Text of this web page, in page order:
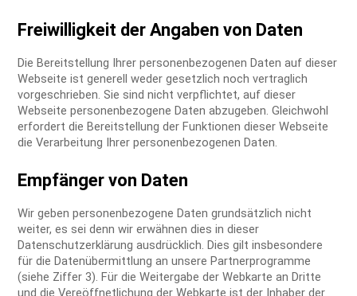
Freiwilligkeit der Angaben von Daten
Die Bereitstellung Ihrer personenbezogenen Daten auf dieser
Webseite ist generell weder gesetzlich noch vertraglich
vorgeschrieben. Sie sind nicht verpflichtet, auf dieser
Webseite personenbezogene Daten abzugeben. Gleichwohl
erfordert die Bereitstellung der Funktionen dieser Webseite
die Verarbeitung Ihrer personenbezogenen Daten.
Empfänger von Daten
Wir geben personenbezogene Daten grundsätzlich nicht
weiter, es sei denn wir erwähnen dies in dieser
Datenschutzerklärung ausdrücklich. Dies gilt insbesondere
für die Datenübermittlung an unsere Partnerprogramme
(siehe Ziffer 3). Für die Weitergabe der Webkarte an Dritte
und die Vereöffnetlichung der Webkarte ist der Inhaber der